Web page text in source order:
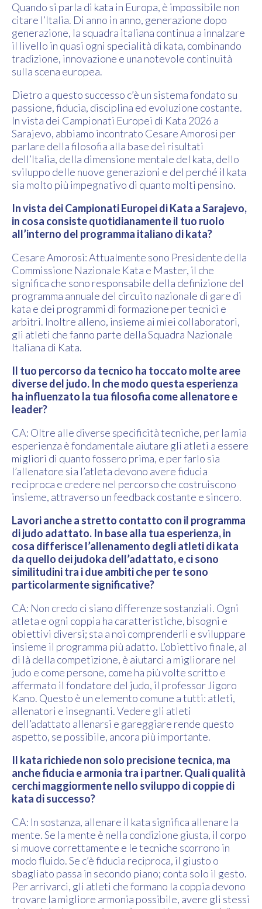
Quando si parla di kata in Europa, è impossibile non
citare l’Italia. Di anno in anno, generazione dopo
generazione, la squadra italiana continua a innalzare
il livello in quasi ogni specialità di kata, combinando
tradizione, innovazione e una notevole continuità
sulla scena europea.
Dietro a questo successo c’è un sistema fondato su
passione, fiducia, disciplina ed evoluzione costante.
In vista dei Campionati Europei di Kata 2026 a
Sarajevo, abbiamo incontrato Cesare Amorosi per
parlare della filosofia alla base dei risultati
dell’Italia, della dimensione mentale del kata, dello
sviluppo delle nuove generazioni e del perché il kata
sia molto più impegnativo di quanto molti pensino.
In vista dei Campionati Europei di Kata a Sarajevo,
in cosa consiste quotidianamente il tuo ruolo
all’interno del programma italiano di kata?
Cesare Amorosi: Attualmente sono Presidente della
Commissione Nazionale Kata e Master, il che
significa che sono responsabile della definizione del
programma annuale del circuito nazionale di gare di
kata e dei programmi di formazione per tecnici e
arbitri. Inoltre alleno, insieme ai miei collaboratori,
gli atleti che fanno parte della Squadra Nazionale
Italiana di Kata.
Il tuo percorso da tecnico ha toccato molte aree
diverse del judo. In che modo questa esperienza
ha influenzato la tua filosofia come allenatore e
leader?
CA: Oltre alle diverse specificità tecniche, per la mia
esperienza è fondamentale aiutare gli atleti a essere
migliori di quanto fossero prima, e per farlo sia
l’allenatore sia l’atleta devono avere fiducia
reciproca e credere nel percorso che costruiscono
insieme, attraverso un feedback costante e sincero.
Lavori anche a stretto contatto con il programma
di judo adattato. In base alla tua esperienza, in
cosa differisce l’allenamento degli atleti di kata
da quello dei judoka dell’adattato, e ci sono
similitudini tra i due ambiti che per te sono
particolarmente significative?
CA: Non credo ci siano differenze sostanziali. Ogni
atleta e ogni coppia ha caratteristiche, bisogni e
obiettivi diversi; sta a noi comprenderli e sviluppare
insieme il programma più adatto. L’obiettivo finale, al
di là della competizione, è aiutarci a migliorare nel
judo e come persone, come ha più volte scritto e
affermato il fondatore del judo, il professor Jigoro
Kano. Questo è un elemento comune a tutti: atleti,
allenatori e insegnanti. Vedere gli atleti
dell’adattato allenarsi e gareggiare rende questo
aspetto, se possibile, ancora più importante.
Il kata richiede non solo precisione tecnica, ma
anche fiducia e armonia tra i partner. Quali qualità
cerchi maggiormente nello sviluppo di coppie di
kata di successo?
CA: In sostanza, allenare il kata significa allenare la
mente. Se la mente è nella condizione giusta, il corpo
si muove correttamente e le tecniche scorrono in
modo fluido. Se c’è fiducia reciproca, il giusto o
sbagliato passa in secondo piano; conta solo il gesto.
Per arrivarci, gli atleti che formano la coppia devono
trovare la migliore armonia possibile, avere gli stessi